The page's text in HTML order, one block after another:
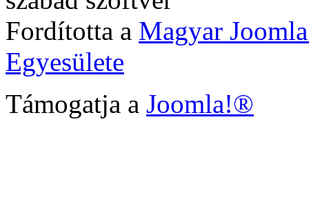
Fordította a Magyar
Egyesülete
Támogatja a Joomla!®